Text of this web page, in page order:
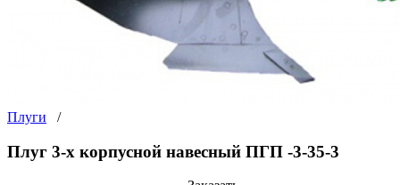
Плуги /
Плуг 3-х корпусной навесный ПГП -3-35-3